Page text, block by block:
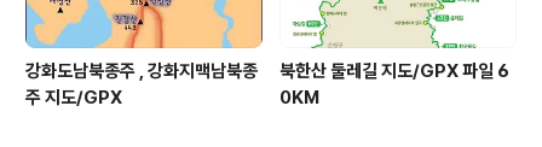
강화도남북종주 , 강화지맥남북종
주 지도/GPX
북한산 둘레길 지도/GPX 파일 6
0KM